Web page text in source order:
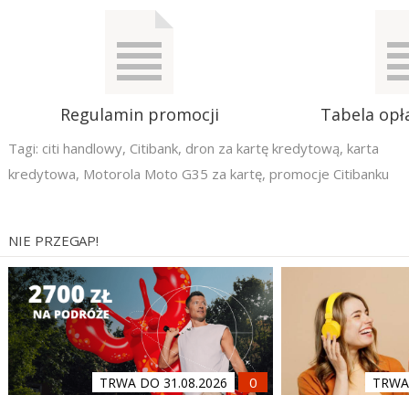
Regulamin promocji Tabela
Tagi: citi handlowy, Citibank, dron za kartę kredytową, karta
kredytowa, Motorola Moto G35 za kartę, promocje Citibanku
NIE PRZEGAP!
TRWA DO 31.08.2026